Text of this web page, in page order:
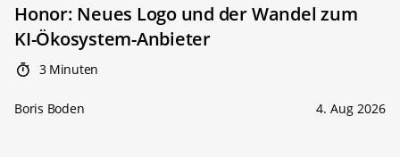
Honor: Neues Logo und der Wandel zum
KI-Ökosystem-Anbieter
3 Minuten
Boris Boden 4. Aug 2026